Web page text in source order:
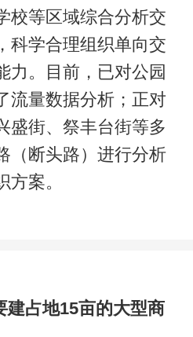
校等区域综合分析交
科学合理组织单向交
力。目前，已对公园
流量数据分析；正对
盛街、祭丰台街等多
（断头路）进行分析
案。
建占地15亩的大型商